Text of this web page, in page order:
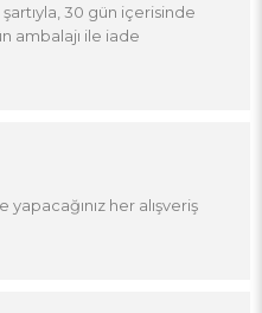
30 gün içerisinde
ambalajı ile iade
her alışveriş